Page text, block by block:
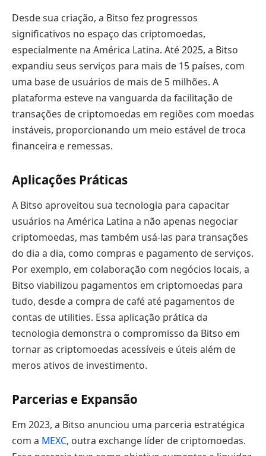
Desde sua criação, a Bitso fez progressos
significativos no espaço das criptomoedas,
especialmente na América Latina. Até 2025, a Bitso
expandiu seus serviços para mais de 15 países, com
uma base de usuários de mais de 5 milhões. A
plataforma esteve na vanguarda da facilitação de
transações de criptomoedas em regiões com moedas
instáveis, proporcionando um meio estável de troca
financeira e remessas.
Aplicações Práticas
A Bitso aproveitou sua tecnologia para capacitar
usuários na América Latina a não apenas negociar
criptomoedas, mas também usá-las para transações
do dia a dia, como compras e pagamento de serviços.
Por exemplo, em colaboração com negócios locais, a
Bitso viabilizou pagamentos em criptomoedas para
tudo, desde a compra de café até pagamentos de
contas de utilities. Essa aplicação prática da
tecnologia demonstra o compromisso da Bitso em
tornar as criptomoedas acessíveis e úteis além de
meros ativos de investimento.
Parcerias e Expansão
Em 2023, a Bitso anunciou uma parceria estratégica
com a MEXC, outra exchange líder de criptomoedas.